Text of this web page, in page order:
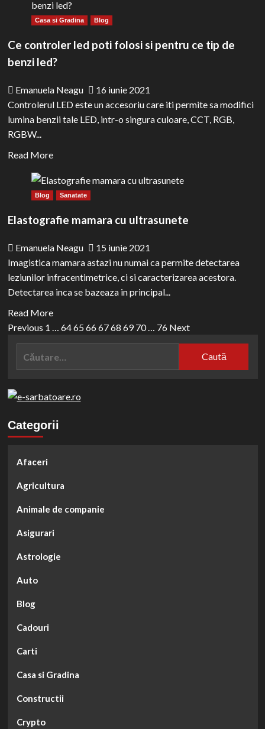
utilizeaza
Cele
mai
bune
gratuite
Android
Casa si Gradina Blog
Ce controler led poti folosi si pentru ce tip de
benzi led?
Emanuela Neagu
16 iunie 2021
Controlerul LED este un accesoriu care iti permite sa modifici
lumina benzii tale LED, intr-o singura culoare, CCT, RGB,
RGBW...
Read MoreRead
about
Ce
led
poti
si
pentru
tip
de
benzi
led?
Blog Sanatate
Elastografie mamara cu ultrasunete
Emanuela Neagu
15 iunie 2021
Imagistica mamara astazi nu numai ca permite detectarea
leziunilor infracentimetrice, ci si caracterizarea acestora.
Detectarea inca se bazeaza in principal...
Read MoreRead
more
about
Elastografie
mamara
ultrasunete
Paginație
articole
Previous 1 6465 666768 69 70 76 Next
Categorii
Afaceri
Agricultura
Animale de companie
Asigurari
Astrologie
Auto
Blog
Cadouri
Carti
Casa si Gradina
Constructii
Crypto